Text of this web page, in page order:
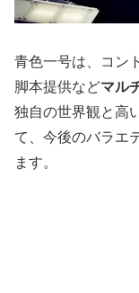
青色一号は、コン
脚本提供などマル
独自の世界観と高
て、今後のバラエ
ます。